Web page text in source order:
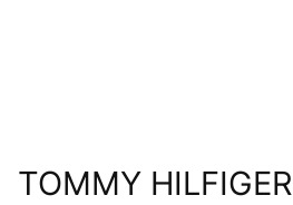
TOMMY HILFIGER